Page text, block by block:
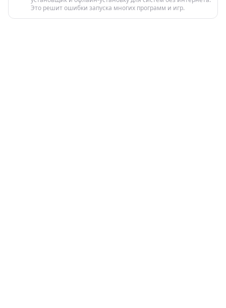
Это решит ошибки запуска многих программ и игр.